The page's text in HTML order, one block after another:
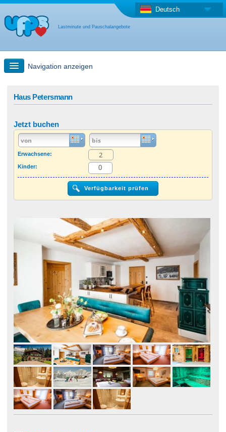
Lastminute und Pauschalangebote
Deutsch
Navigation anzeigen
Last Minute Angebot + Pauschalangebot
Anderes Land
Haus Petersmann
Jetzt buchen
Erwachsene:
Kinder: